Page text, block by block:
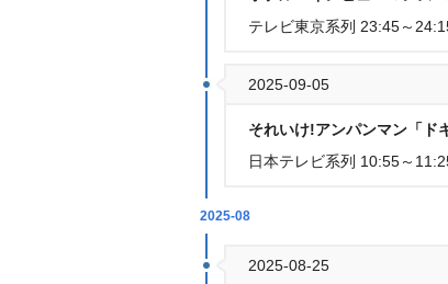
テレビ東京系列 23:45～
2025-09-05
それいけ!アンパンマン「ド
日本テレビ系列 10:55～
2025-08
2025-08-25